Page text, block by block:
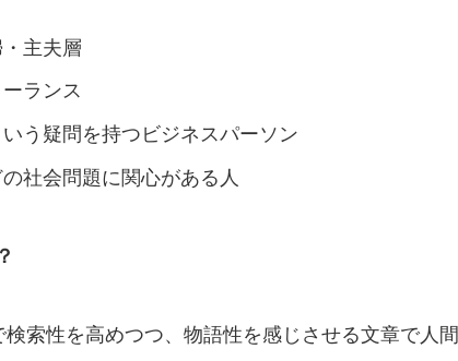
主夫層
ランス
う疑問を持つビジネスパーソン
社会問題に関心がある人
索性を高めつつ、物語性を感じさせる文章で人間